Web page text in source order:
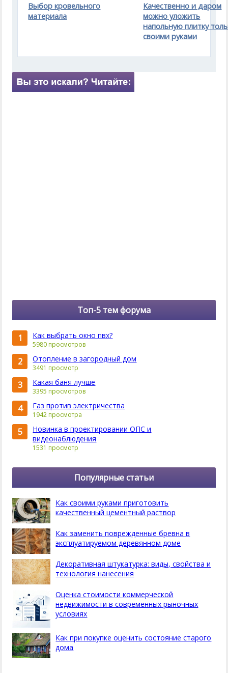
Выбор кровельного
материала
Качественно и даром
можно уложить
напольную плитку
своими руками
Топ-5 тем форума
1 Как выбрать окно пвх?
5980 просмотров
2 Отопление в загородный дом
3491 просмотр
3 Какая баня лучше
3395 просмотров
4 Газ против электричества
1942 просмотра
5
Новинка в проектировании ОПС и
видеонаблюдения
1531 просмотр
Популярные статьи
Как своими руками приготовить
качественный цементный раствор
Как заменить поврежденные бревна в
эксплуатируемом деревянном доме
Декоративная штукатурка: виды, свойства и
технология нанесения
Оценка стоимости коммерческой
недвижимости в современных рыночных
условиях
Как при покупке оценить состояние старого
дома